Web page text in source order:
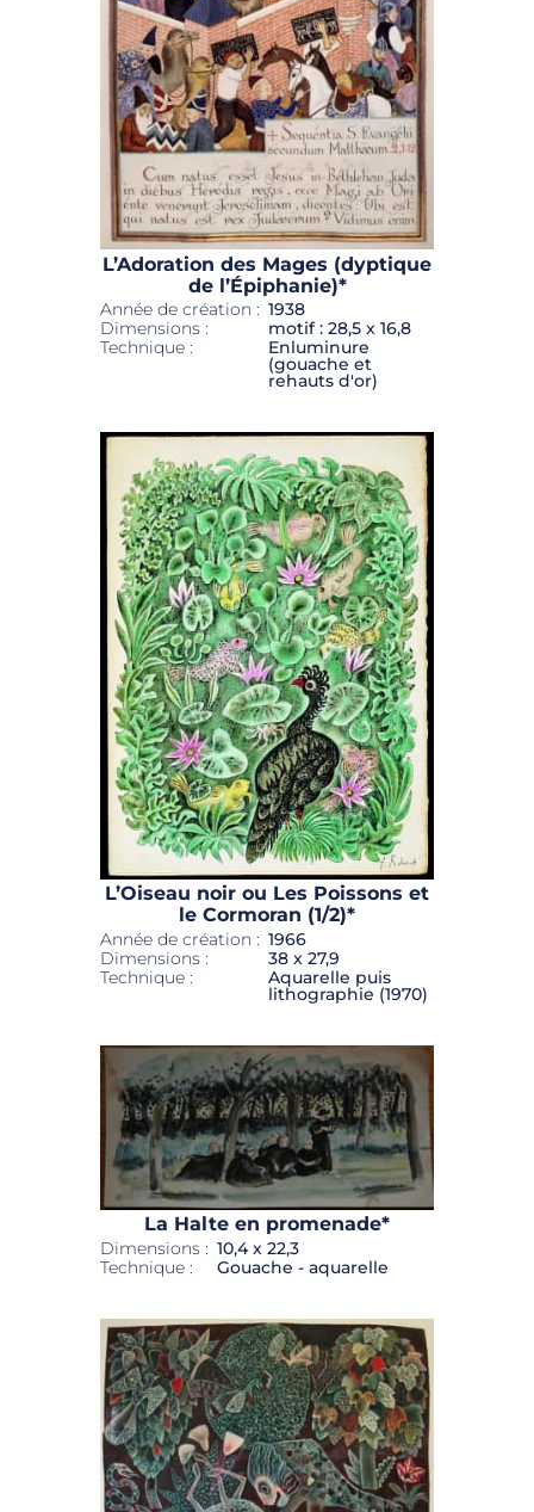
L’Adoration des Mages (dyptique
de l’Épiphanie)*
Année de création : 1938
Dimensions :
motif : 28,5 x 16,8
Technique :
Enluminure
(gouache et
rehauts d'or)
L’Oiseau noir ou Les Poissons et
le Cormoran (1/2)*
Année de création : 1966
Dimensions :
38 x 27,9
Technique :
Aquarelle puis
lithographie (1970)
La Halte en promenade*
Dimensions : 10,4 x 22,3
Technique :
Gouache - aquarelle